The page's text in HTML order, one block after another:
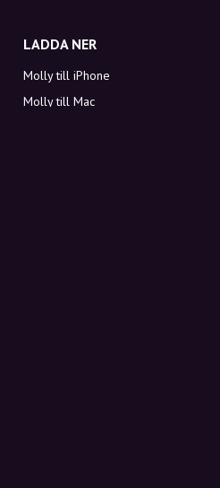
LADDA NER
Molly till iPhone
Molly till Mac